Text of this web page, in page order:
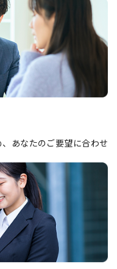
あなたのご要望に合わせ